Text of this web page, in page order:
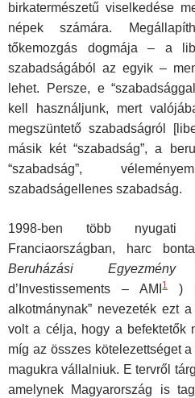
birkatermészetű viselkedése
népek számára.
tőkemozgás dogmája – a
szabadságából az egyik –
lehet. Persze, e
kell használjunk, mert
megszüntető szabadságról
másik két “szabadság”, a
“szabadság”,
szabadságellenes szabadság.
1998-ben több nyugati
Franciaországban, harc
Beruházási Egyezmény
d’Investissements – AMI1)
alkotmánynak” nevezeték ezt
volt a célja, hogy a befektetők
míg az összes kötelezettséget
magukra vállalniuk. E tervről
amelynek Magyarország is